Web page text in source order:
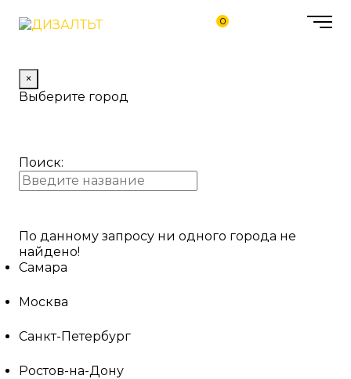
0
×
Выберите город
Поиск:
По данному запросу ни одного города не
найдено!
Самара
Москва
Санкт-Петербург
Ростов-на-Дону